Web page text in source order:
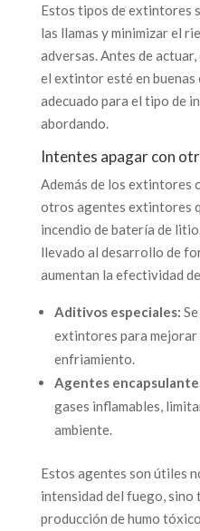
Estos tipos de extintores
las llamas y minimizar el
adversas. Antes de
el extintor esté en buenas
adecuado para el tipo de
abordando.
Intentes apagar con
Además de los extintores
otros agentes extintores
incendio de batería de
llevado al desarrollo de
aumentan la efectividad
Aditivos especiales:
extintores para mejorar
enfriamiento.
Agentes
gases inflamables,
ambiente.
Estos agentes son útiles
intensidad del fuego, sino
producción de humo